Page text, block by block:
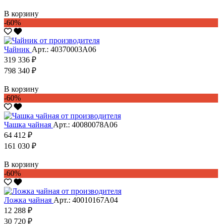
В корзину
-60%
Чайник Арт.: 40370003А06
319 336 ₽
798 340 ₽
В корзину
-60%
Чашка чайная Арт.: 40080078А06
64 412 ₽
161 030 ₽
В корзину
-60%
Ложка чайная Арт.: 40010167А04
12 288 ₽
30 720 ₽